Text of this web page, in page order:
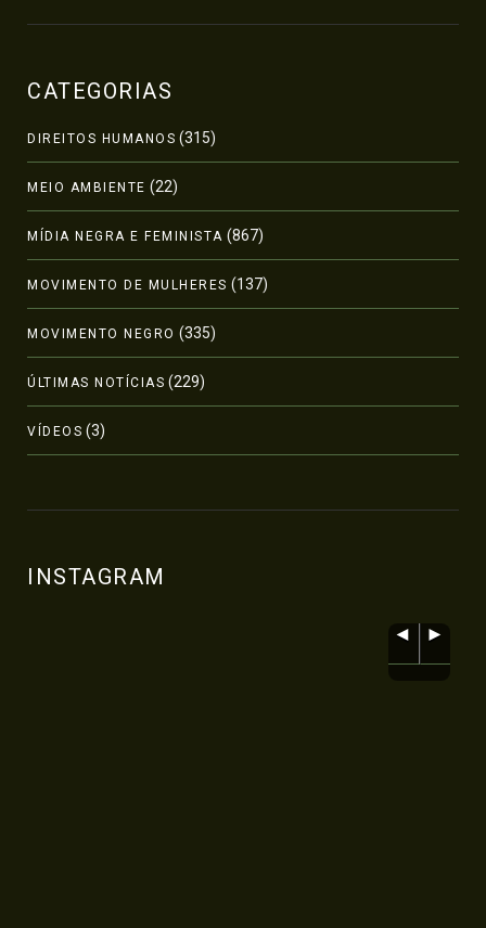
CATEGORIAS
DIREITOS HUMANOS (315)
MEIO AMBIENTE (22)
MÍDIA NEGRA E FEMINISTA (867)
MOVIMENTO DE MULHERES (137)
MOVIMENTO NEGRO (335)
ÚLTIMAS NOTÍCIAS (229)
VÍDEOS (3)
INSTAGRAM